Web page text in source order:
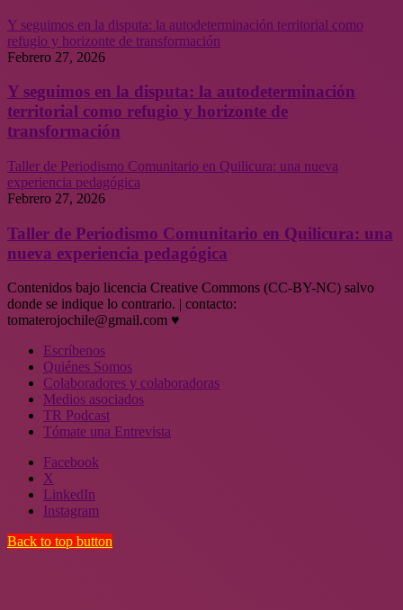
Y seguimos en la disputa: la autodeterminación territorial como
refugio y horizonte de transformación
Febrero 27, 2026
Y seguimos en la disputa: la autodeterminación
territorial como refugio y horizonte de
transformación
Taller de Periodismo Comunitario en Quilicura: una nueva
experiencia pedagógica
Febrero 27, 2026
Taller de Periodismo Comunitario en Quilicura: una
nueva experiencia pedagógica
Contenidos bajo licencia Creative Commons (CC-BY-NC) salvo
donde se indique lo contrario. | contacto:
tomaterojochile@gmail.com ♥
Escríbenos
Quiénes Somos
Colaboradores y colaboradoras
Medios asociados
TR Podcast
Tómate una Entrevista
Facebook
X
LinkedIn
Instagram
Back to top button